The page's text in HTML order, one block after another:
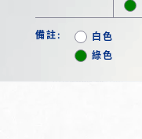
備註: 白色
綠色